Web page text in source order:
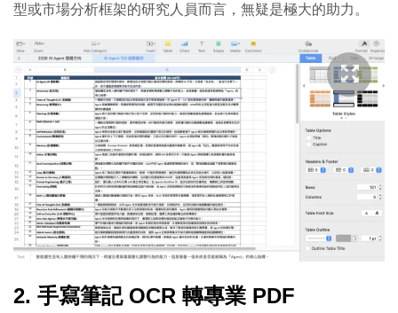
型或市場分析框架的研究人員而言，無疑是極大的助力。
2. 手寫筆記 OCR 轉專業 PDF